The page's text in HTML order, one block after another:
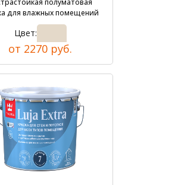
полуматовая
для влажных помещений
Цвет:
от 2270 руб.